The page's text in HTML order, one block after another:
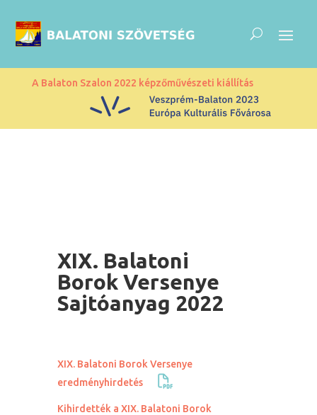
A Balaton Szalon 2022 képzőművészeti kiállítás
XIX. Balatoni
Borok Versenye
Sajtóanyag 2022
XIX. Balatoni Borok Versenye
eredményhirdetés
Kihirdették a XIX. Balatoni Borok